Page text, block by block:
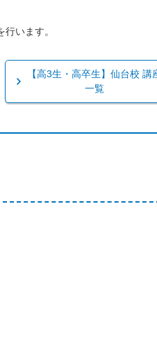
います。
【高3生・高卒生】仙台校 講
一覧